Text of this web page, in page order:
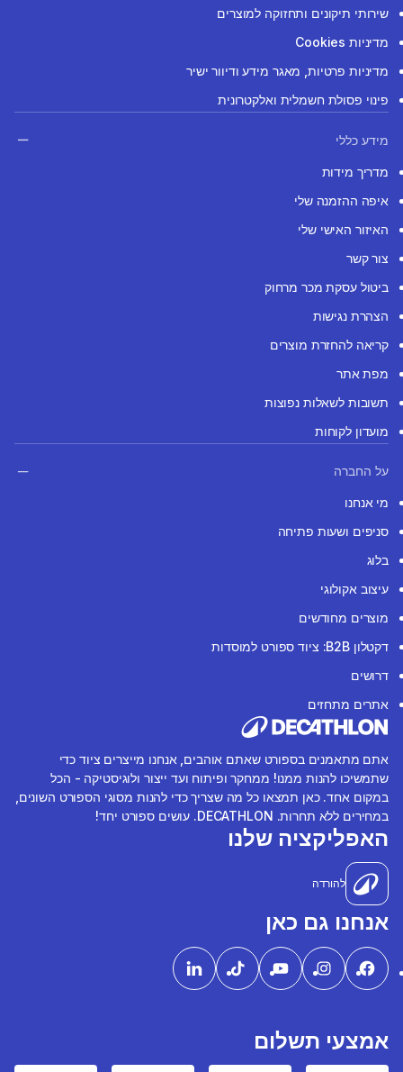
שירותי תיקונים ותחזוקה למוצרים
מדיניות Cookies
מדיניות פרטיות, מאגר מידע ודיוור ישיר
פינוי פסולת חשמלית ואלקטרונית
מידע כללי
מדריך מידות
איפה ההזמנה שלי
האיזור האישי שלי
צור קשר
ביטול עסקת מכר מרחוק
הצהרת נגישות
קריאה להחזרת מוצרים
מפת אתר
תשובות לשאלות נפוצות
מועדון לקוחות
על החברה
מי אנחנו
סניפים ושעות פתיחה
בלוג
עיצוב אקולוגי
מוצרים מחודשים
דקטלון B2B: ציוד ספורט למוסדות
דרושים
אתרים מתחזים
אתם מתאמנים בספורט שאתם אוהבים, אנחנו מייצרים ציוד כדי
שתמשיכו להנות ממנו! ממחקר ופיתוח ועד ייצור ולוגיסטיקה - הכל
במקום אחד. כאן תמצאו כל מה שצריך כדי להנות מסוגי הספורט השונים,
במחירים ללא תחרות. DECATHLON. עושים ספורט יחד!
האפליקציה שלנו
להורדה
אנחנו גם כאן
אמצעי תשלום